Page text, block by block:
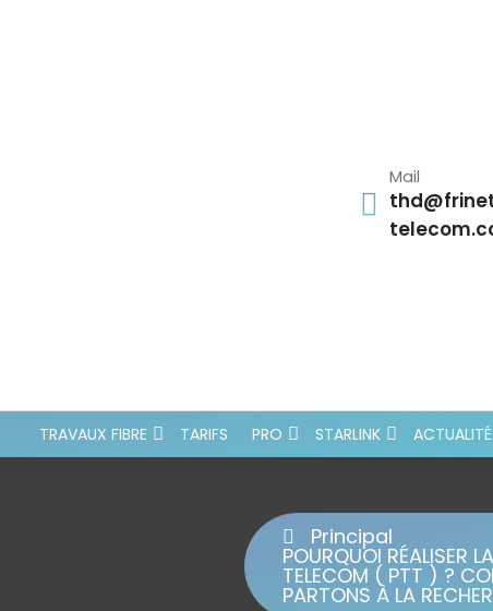
Mail
TRAVAUX FIBRE TARIFS PRO STARLINK ACTUALITÉ
Principal
POURQUOI RÉALISER
TELECOM ( PTT ) ?
PARTONS À LA